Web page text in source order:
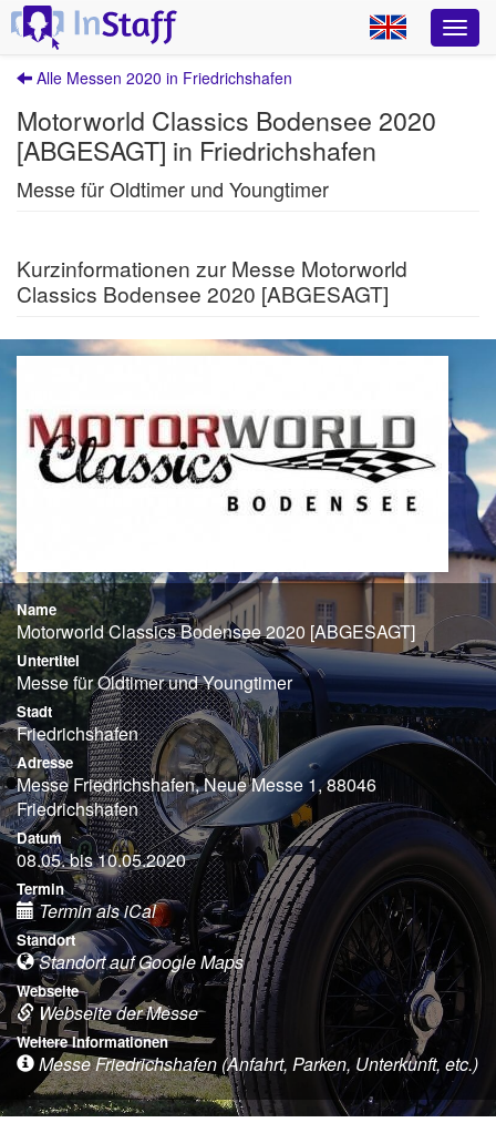
Alle Messen 2020 in Friedrichshafen
Motorworld Classics Bodensee 2020
[ABGESAGT] in Friedrichshafen
Messe für Oldtimer und Youngtimer
Kurzinformationen zur Messe Motorworld
Classics Bodensee 2020 [ABGESAGT]
Name
Motorworld Classics Bodensee 2020 [ABGESAGT]
Untertitel
Messe für Oldtimer und Youngtimer
Stadt
Friedrichshafen
Adresse
Messe Friedrichshafen, Neue Messe 1, 88046
Friedrichshafen
Datum
08.05. bis 10.05.2020
Termin
Termin als iCal
Standort
Standort auf Google Maps
Webseite
Webseite der Messe
Weitere Informationen
Messe Friedrichshafen (Anfahrt, Parken, Unterkunft, etc.)